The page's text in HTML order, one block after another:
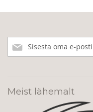
meie
Meist lähemalt